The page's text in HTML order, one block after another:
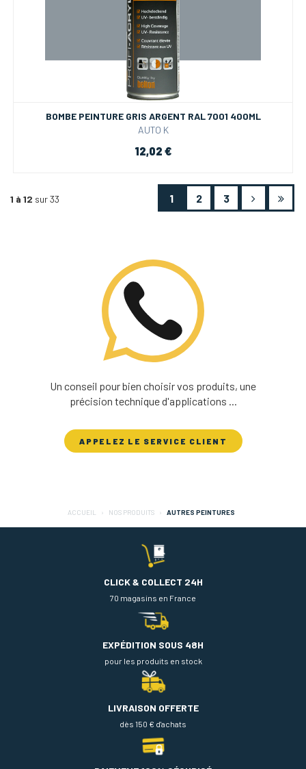
BOMBE PEINTURE GRIS ARGENT RAL 7001 400ML
AUTO K
12,02 €
1 à 12 sur 33 1 2 3
Un conseil pour bien choisir vos produits, une
précision technique d'applications ...
APPELEZ LE SERVICE CLIENT
ACCUEIL NOS PRODUITS AUTRES PEINTURES
CLICK & COLLECT 24H
70 magasins en France
EXPÉDITION SOUS 48H
pour les produits en stock
LIVRAISON OFFERTE
dès 150 € d'achats